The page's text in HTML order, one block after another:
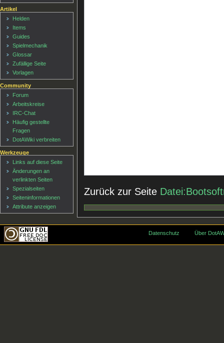
Zurück zur Seite
Artikel
Helden
Items
Guides
Spielmechanik
Glossar
Zufällige Seite
Vorlagen
Community
Forum
Arbeitskreise
IRC-Chat
Häufig gestellte
Fragen
DotAWiki verbreiten
Werkzeuge
Links auf diese Seite
Änderungen an
verlinkten Seiten
Spezialseiten
Seiten­informationen
Attribute anzeigen
Datenschutz Über